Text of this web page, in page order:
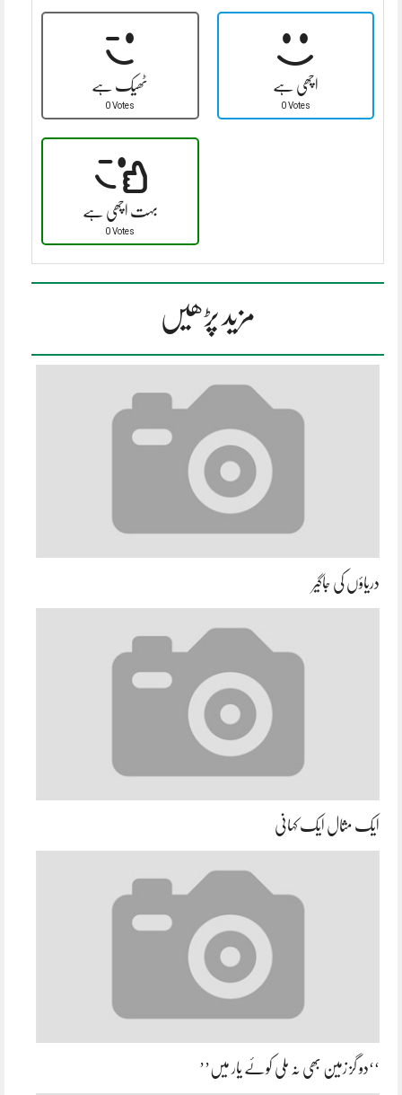
ٹھیک ہے
0 Votes
اچھی ہے
0 Votes
بہت اچھی ہے
0 Votes
مزید پڑھیں
دریاؤں کی جاگیر
ایک مثال ایک کہانی
‘‘دو گز زمین بھی نہ ملی کوئے یار میں’’